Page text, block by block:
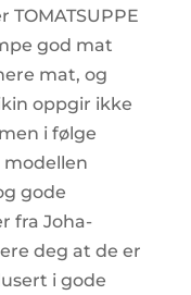
god mat
mat, og
oppgir ikke
i følge
gode
fra Joha-
deg at de er
i gode